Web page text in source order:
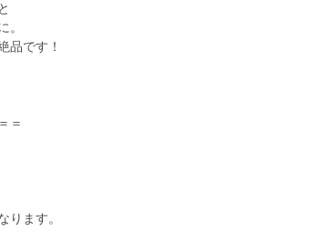
。
品です！
＝
ります。